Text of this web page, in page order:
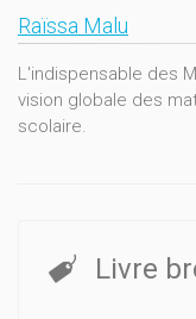
Raïssa Malu
L'indispensable des
vision globale des
scolaire.
examens de la 1ère
baccalauréat.Livre